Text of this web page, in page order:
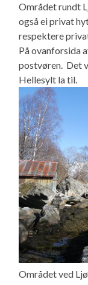
Området rundt
også ei privat
respektere
På ovanforsida
postvøren. Det
Hellesylt la til.
Området ved